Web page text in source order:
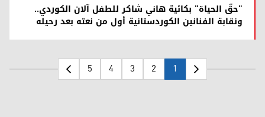
"حقّ الحياة" بكائية هاني شاكر للطفل آلان الكوردي..
ونقابة الفنانين الكوردستانية أول من نعته بعد رحيله
1
2
3
4
5